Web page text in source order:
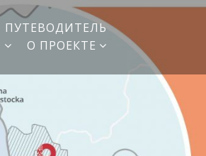
ПУТЕВОДИТЕЛЬ
О ПРОЕКТЕ